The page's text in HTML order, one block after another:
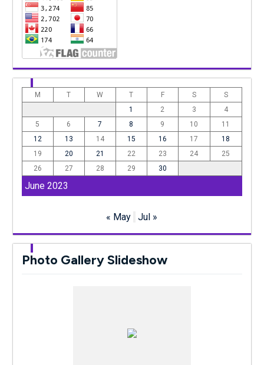
June 2023
M T W T F S
S
1
2 3
4
5
6 7 8 9 10
11
12
13 14 15 16 17
18
19
20 21 22 23 24
25
26
27 28 29 30
« May Jul »
Photo Gallery Slideshow